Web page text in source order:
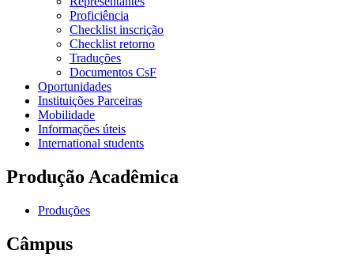
Proficiência
Checklist inscrição
Checklist retorno
Traduções
Documentos CsF
Oportunidades
Instituições Parceiras
Mobilidade
Informações úteis
International students
Produção Acadêmica
Produções
Câmpus